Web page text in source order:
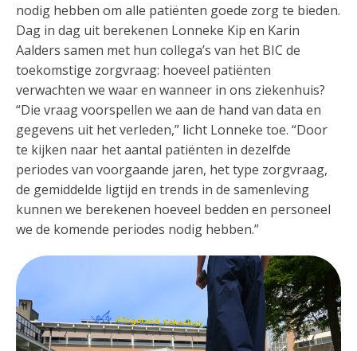
nodig hebben om alle patiënten goede zorg te bieden.
Dag in dag uit berekenen Lonneke Kip en Karin
Aalders samen met hun collega’s van het BIC de
toekomstige zorgvraag: hoeveel patiënten
verwachten we waar en wanneer in ons ziekenhuis?
“Die vraag voorspellen we aan de hand van data en
gegevens uit het verleden,” licht Lonneke toe. “Door
te kijken naar het aantal patiënten in dezelfde
periodes van voorgaande jaren, het type zorgvraag,
de gemiddelde ligtijd en trends in de samenleving
kunnen we berekenen hoeveel bedden en personeel
we de komende periodes nodig hebben.”